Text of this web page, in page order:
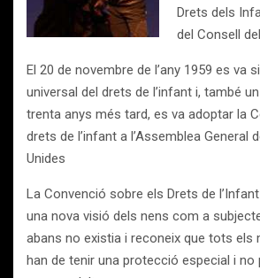
Drets dels
del Consell
El 20 de novembre de l’any 1959 es va
universal del drets de l’infant i, també
trenta anys més tard, es va adoptar la
drets de l’infant a l’Assemblea General
Unides
La Convenció sobre els Drets de
una nova visió dels nens com a
abans no existia i reconeix que tots els
han de tenir una protecció especial i